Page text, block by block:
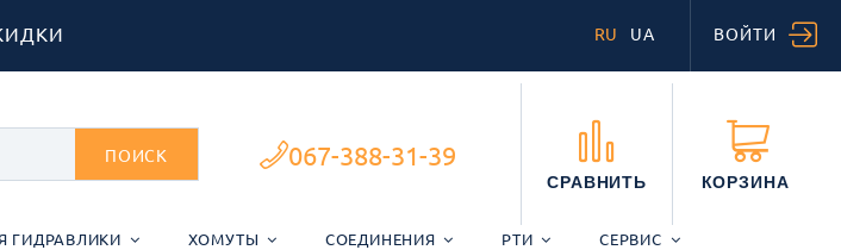
ВОЙТИ
RU UA
КОРЗИНА
СРАВНИТЬ
067-388-31-39
ГИДРАВЛИКИ ХОМУТЫ СОЕДИНЕНИЯ РТИ
СЕРВИС
ПОИСК